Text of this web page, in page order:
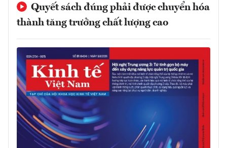
Quyết sách đúng phải được chuyển hóa
thành tăng trưởng chất lượng cao